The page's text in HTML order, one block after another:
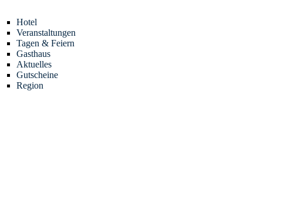
Hotel
Veranstaltungen
Tagen & Feiern
Gasthaus
Aktuelles
Gutscheine
Region